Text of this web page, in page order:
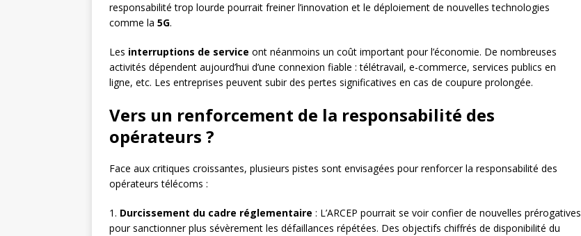
responsabilité trop lourde pourrait freiner l’innovation et le déploiement de nouvelles technologies
comme la 5G.
Les interruptions de service ont néanmoins un coût important pour l’économie. De nombreuses
activités dépendent aujourd’hui d’une connexion fiable : télétravail, e-commerce, services publics en
ligne, etc. Les entreprises peuvent subir des pertes significatives en cas de coupure prolongée.
Vers un renforcement de la responsabilité des
opérateurs ?
Face aux critiques croissantes, plusieurs pistes sont envisagées pour renforcer la responsabilité des
opérateurs télécoms :
1. Durcissement du cadre réglementaire : L’ARCEP pourrait se voir confier de nouvelles prérogatives
pour sanctionner plus sévèrement les défaillances répétées. Des objectifs chiffrés de disponibilité du